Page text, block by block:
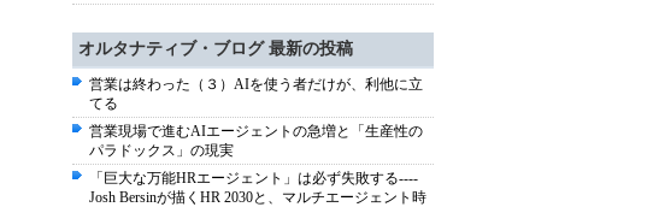
オルタナティブ・ブログ 最新の投稿
営業は終わった（３）AIを使う者だけが、利他に立
てる
営業現場で進むAIエージェントの急増と「生産性の
パラドックス」の現実
「巨大な万能HRエージェント」は必ず失敗する----
Josh Bersinが描くHR 2030と、マルチエージェント時